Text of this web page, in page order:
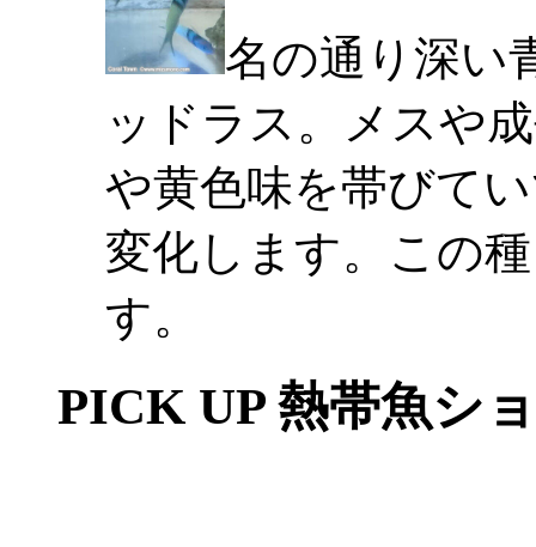
名の通り深い
ッドラス。メスや
や黄色味を帯びて
変化します。この
す。
PICK UP 熱帯魚シ